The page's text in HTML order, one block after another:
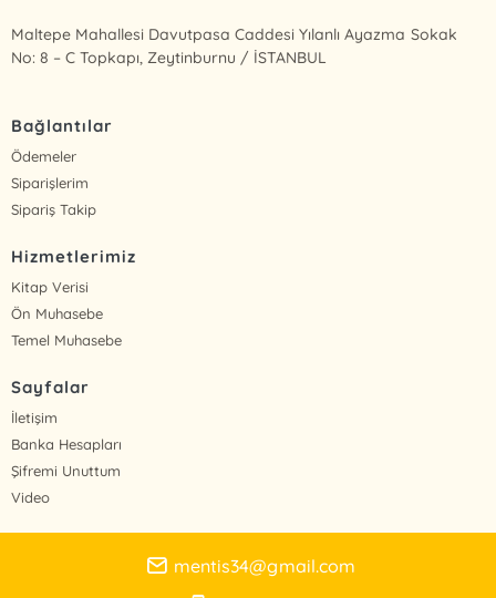
Maltepe Mahallesi Davutpasa Caddesi Yılanlı Ayazma Sokak
No: 8 – C Topkapı, Zeytinburnu / İSTANBUL
Bağlantılar
Ödemeler
Siparişlerim
Sipariş Takip
Hizmetlerimiz
Kitap Verisi
Ön Muhasebe
Temel Muhasebe
Sayfalar
İletişim
Banka Hesapları
Şifremi Unuttum
Video
mentis34@gmail.com